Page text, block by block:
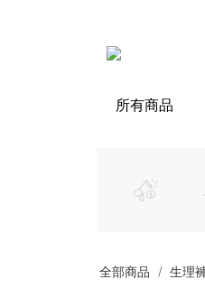
所有商品
全部商品 生理